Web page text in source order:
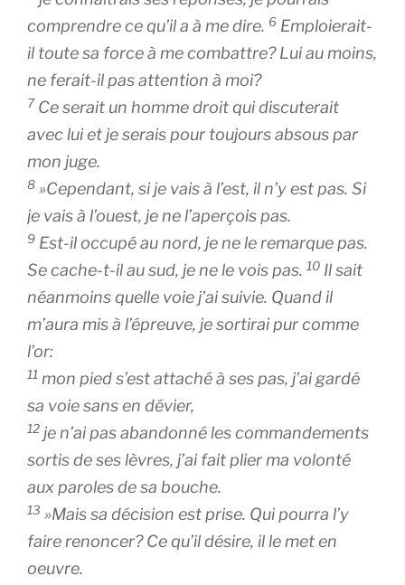
comprendre ce qu’il a à me dire. 6 Emploierait-
il toute sa force à me combattre? Lui au moins,
ne ferait-il pas attention à moi?
7 Ce serait un homme droit qui discuterait
avec lui et je serais pour toujours absous par
mon juge.
8 »Cependant, si je vais à l’est, il n’y est pas. Si
je vais à l’ouest, je ne l’aperçois pas.
9 Est-il occupé au nord, je ne le remarque pas.
Se cache-t-il au sud, je ne le vois pas. 10 Il sait
néanmoins quelle voie j’ai suivie. Quand il
m’aura mis à l’épreuve, je sortirai pur comme
l’or:
11 mon pied s’est attaché à ses pas, j’ai gardé
sa voie sans en dévier,
12 je n’ai pas abandonné les commandements
sortis de ses lèvres, j’ai fait plier ma volonté
aux paroles de sa bouche.
13 »Mais sa décision est prise. Qui pourra l’y
faire renoncer? Ce qu’il désire, il le met en
oeuvre.